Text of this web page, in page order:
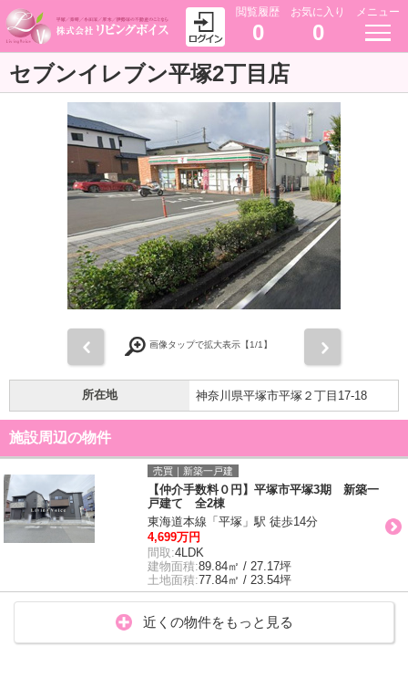
閲覧履歴
0
お気に入り
0
メニュー
セブンイレブン平塚2丁目店
画像タップで拡大表示【1/1】
所在地 神奈川県平塚市平塚２丁目17-18
施設周辺の物件
売買｜新築一戸建
【仲介手数料０円】平塚市平塚3期 新築一
戸建て 全2棟
東海道本線「平塚」駅 徒歩14分
4,699万円
間取:4LDK
建物面積:89.84㎡ / 27.17坪
土地面積:77.84㎡ / 23.54坪
近くの物件をもっと見る